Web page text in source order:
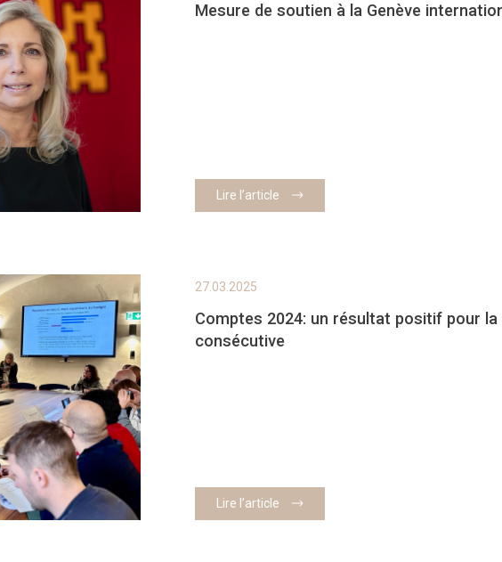
Mesure de soutien à la Genève
Lire l’article
27.03.2025
Comptes 2024: un résultat positif pour la
consécutive
Lire l’article